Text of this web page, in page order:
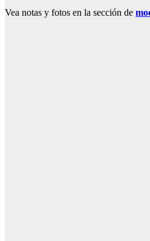
Vea notas y fotos en la sección de